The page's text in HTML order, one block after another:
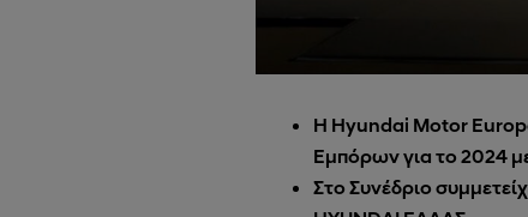
Η Hyundai Motor
Εμπόρων για το 2024
Στο Συνέδριο